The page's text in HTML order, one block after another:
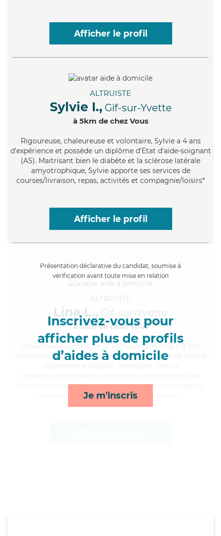
Afficher le profil
ALTRUISTE
Sylvie I., Gif-sur-Yvette
à 5km de chez Vous
Rigoureuse, chaleureuse et volontaire, Sylvie a 4 ans
d'expérience et possède un diplôme d'Etat d'aide-soignant
(AS). Maitrisant bien le diabète et la sclérose latérale
amyotrophique, Sylvie apporte ses services de
courses/livraison, repas, activités et compagnie/loisirs*
Afficher le profil
Présentation déclarative du candidat, soumise à
vérification avant toute mise en relation
Inscrivez-vous pour
afficher plus de profils
d’aides à domicile
Je m'inscris
ALTRUISTE
Lina L., Gif-sur-Yvette
à 5km de chez Vous
, optimiste et enthousiaste, Lina a 9 ans
d'expérience et possède un diplôme d'Assistante De Vie
troubles moteurs, Lina apporte ses services de rappels,
compagnie/loisirs, activités et transports*